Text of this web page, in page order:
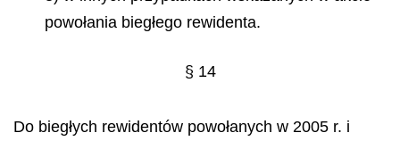
powołania biegłego rewidenta.
§ 14
Do biegłych rewidentów powołanych w 2005 r. i